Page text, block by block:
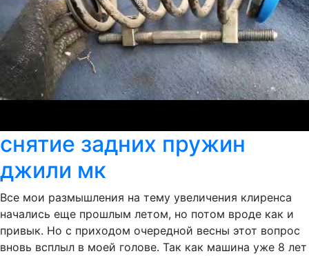
снятие задних пружин
джили мк
Все мои размышления на тему увеличения клиренса
начались еще прошлым летом, но потом вроде как и
привык. Но с приходом очередной весны этот вопрос
вновь всплыл в моей голове. Так как машина уже 8 лет